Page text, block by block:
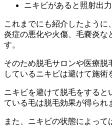
ニキビがあると照射出
これまでにも紹介したように
炎症の悪化や火傷、毛嚢炎な
す。
そのため脱毛サロンや医療脱
しているニキビは避けて施術
ニキビを避けて脱毛をすると
ている毛は脱毛効果が得られ
また、ニキビの状態によっ